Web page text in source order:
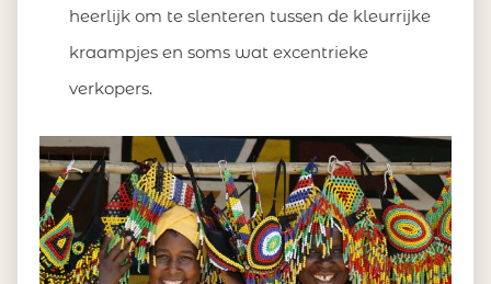
heerlijk om te slenteren tussen de kleurrijke
kraampjes en soms wat excentrieke
verkopers.